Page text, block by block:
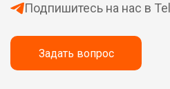
Подпишитесь на нас в
Задать вопрос